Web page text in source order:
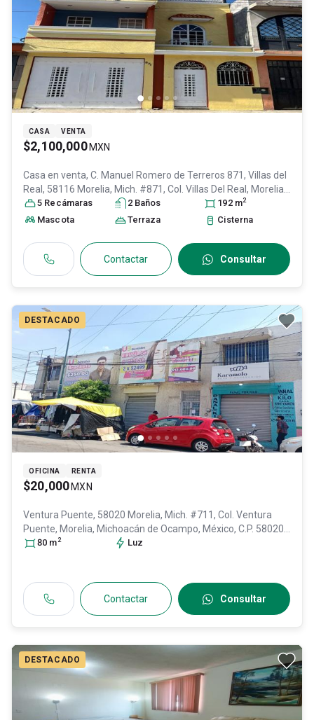
CASA VENTA
$2,100,000 MXN
Casa en venta, C. Manuel Romero de Terreros 871, Villas del
Real, 58116 Morelia, Mich. #871, Col. Villas Del Real, Morelia
Michoacán de Ocampo, México , C.P. 58116, ID:31620796
5 Recámaras 2 Baños 192 m2
Mascota Terraza Cisterna
Contactar Consultar
DESTACADO
OFICINA RENTA
$20,000 MXN
Ventura Puente, 58020 Morelia, Mich. #711, Col. Ventura
Puente, Morelia, Michoacán de Ocampo, México, C.P. 58020
ID:31035038
80 m2 Luz
Contactar Consultar
DESTACADO